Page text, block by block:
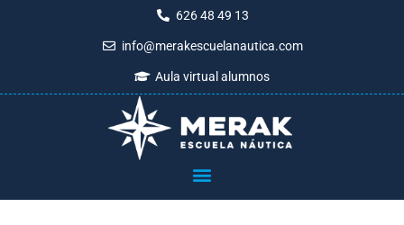
626 48 49 13
info@merakescuelanautica.com
Aula virtual alumnos